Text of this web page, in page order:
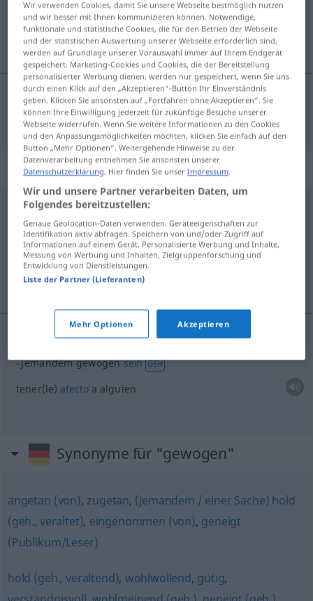
Übersicht aller Übersetzungen
(Für mehr Details die Übersetzung anklicken/antippen)
gewogen → siehe „wiegen“
„gewogen“: Adjektiv
gewogen [gəˈvoːgən]adj
Übersicht aller Übersetzungen
(Für mehr Details die Übersetzung anklicken/antippen)
tenerle afecto a alguien
jemandem gewogensein GEH
tener(le) afectoa alguien
Synonyme für "gewogen"
angetan (von), zugetan, (jemandem / einer Sache) hold
(geh., veraltet), eingenommen (von), geneigt
(Publikum/Leser)
hold (geh., veraltend), wohlwollend, gütig,
Wir verwenden Cookies, damit Sie unsere Webseite bestmöglich nutzen
und wir besser mit Ihnen kommunizieren können. Notwendige,
funktionale und statistische Cookies, die für den Betrieb der Webseite
und der statistischen Auswertung unserer Webseite erforderlich sind,
werden auf Grundlage unserer Vorauswahl immer auf Ihrem Endgerät
gespeichert. Marketing-Cookies und Cookies, die der Bereitstellung
personalisierter Werbung dienen, werden nur gespeichert, wenn Sie uns
durch einen Klick auf den „Akzeptieren“-Button Ihr Einverständnis
geben. Klicken Sie ansonsten auf „Fortfahren ohne Akzeptieren“. Sie
können Ihre Einwilligung jederzeit für zukünftige Besuche unserer
Webseite widerrufen. Wenn Sie weitere Informationen zu den Cookies
und den Anpassungsmöglichkeiten möchten, klicken Sie einfach auf den
Button „Mehr Optionen“. Weitergehende Hinweise zu der
Datenverarbeitung entnehmen Sie ansonsten unserer
Datenschutzerklärung. Hier finden Sie unserImpressum.
Wir und unsere Partner verarbeiten Daten, um
Folgendes bereitzustellen:
Genaue Geolocation-Daten verwenden. Geräteeigenschaften zur
Identifikation aktiv abfragen. Speichern von und/oder Zugriff auf
Informationen auf einem Gerät. Personalisierte Werbung und Inhalte,
Messung von Werbung und Inhalten, Zielgruppenforschung und
Entwicklung von Dienstleistungen.
Liste der Partner (Lieferanten)
Mehr Optionen Akzeptieren